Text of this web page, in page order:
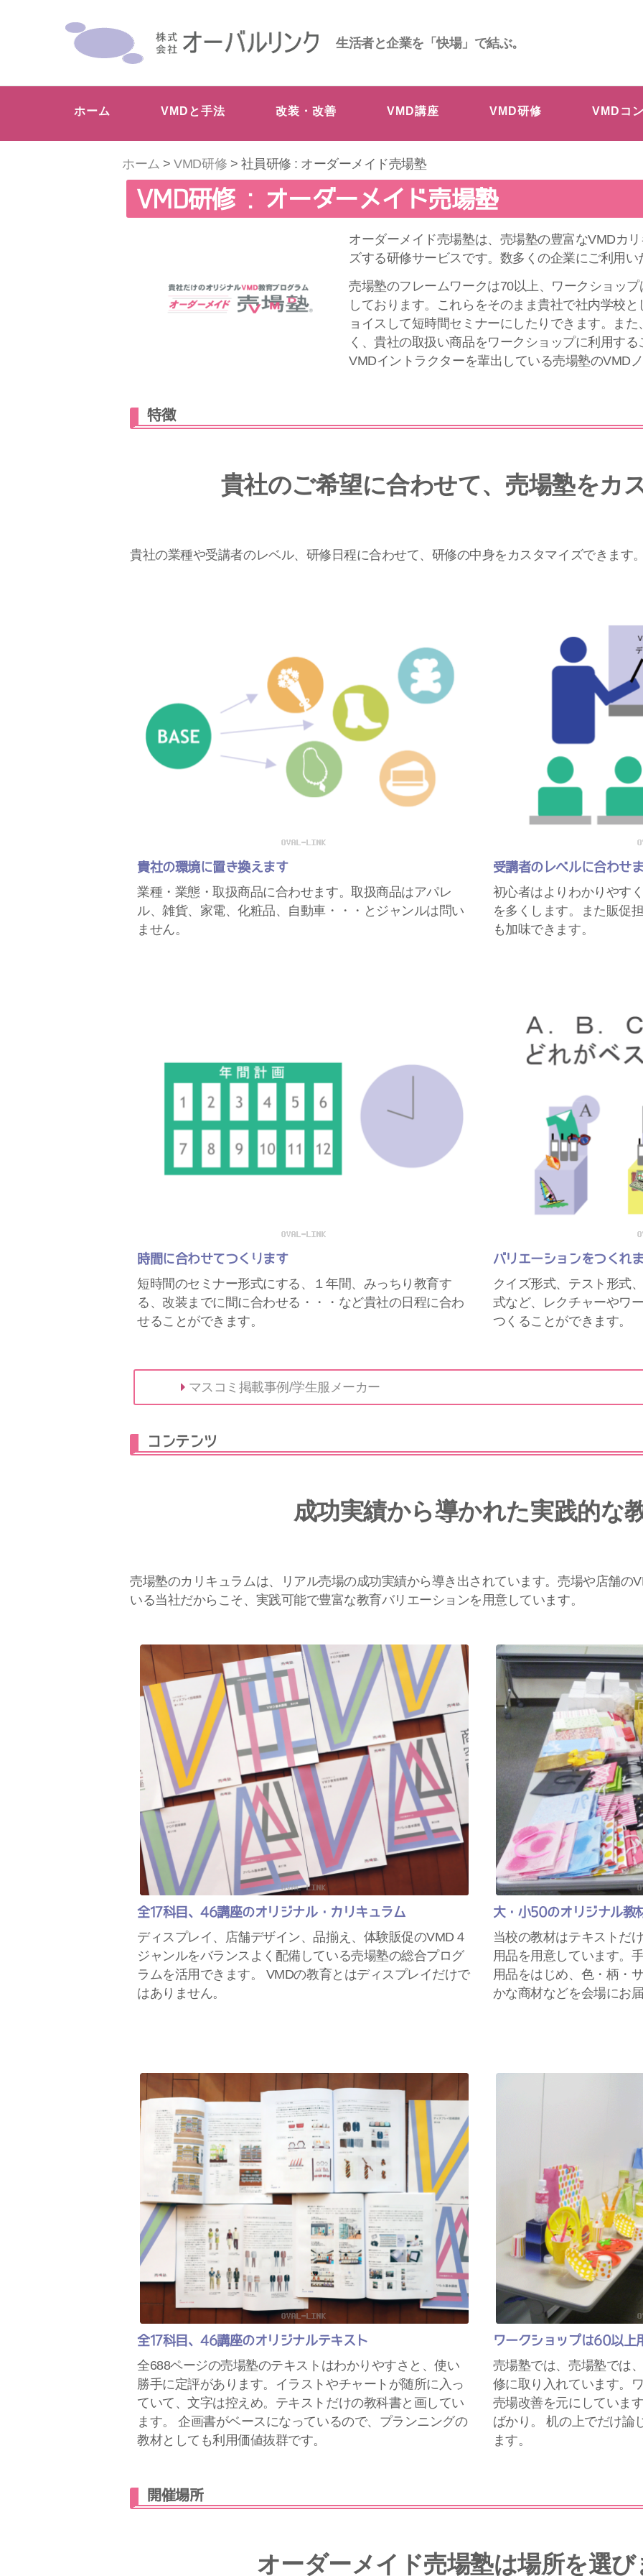
生活者と企業を「快場」で結ぶ。
ホーム VMDと手法 改装・改善 VMD講座 VMD研修 VMDコ
ホーム >VMD研修 > 社員研修 : オーダーメイド売場塾
VMD研修 : オーダーメイド売場塾
オーダーメイド売場塾は、売場塾の豊富なVMDカ
ズする研修サービスです。数多くの企業にご利用
売場塾のフレームワークは70以上、ワークショッ
しております。これらをそのまま貴社で社内学校
ョイスして短時間セミナーにしたりできます。ま
く、貴社の取扱い商品をワークショップに利用す
VMDイントラクターを輩出している売場塾のVMD
特徴
貴社のご希望に合わせて、売場塾をカ
貴社の業種や受講者のレベル、研修日程に合わせて、研修の中身をカスタマイズできます
貴社の環境に置き換えます
業種・業態・取扱商品に合わせます。取扱商品はアパレ
ル、雑貨、家電、化粧品、自動車・・・とジャンルは問い
ません。
受講者のレベルに合わせ
初心者はよりわかりやす
を多くします。また販促
も加味できます。
時間に合わせてつくります
短時間のセミナー形式にする、１年間、みっちり教育す
る、改装までに間に合わせる・・・など貴社の日程に合わ
せることができます。
バリエーションをつくれ
クイズ形式、テスト形式
式など、レクチャーやワ
つくることができます。
マスコミ掲載事例/学生服メーカー
コンテンツ
成功実績から導かれた実践的な
売場塾のカリキュラムは、リアル売場の成功実績から導き出されています。売場や店舗の
いる当社だからこそ、実践可能で豊富な教育バリエーションを用意しています。
全17科目、46講座のオリジナル・カリキュラム
ディスプレイ、店舗デザイン、品揃え、体験販促のVMD４
ジャンルをバランスよく配備している売場塾の総合プログ
ラムを活用できます。 VMDの教育とはディスプレイだけで
はありません。
大・小50のオリジナル教
当校の教材はテキストだ
用品を用意しています。
用品をはじめ、色・柄・
かな商材などを会場にお
全17科目、46講座のオリジナルテキスト
全688ページの売場塾のテキストはわかりやすさと、使い
勝手に定評があります。イラストやチャートが随所に入っ
ていて、文字は控えめ。テキストだけの教科書と画してい
ます。 企画書がベースになっているので、プランニングの
教材としても利用価値抜群です。
ワークショップは60以上
売場塾では、売場塾では
修に取り入れています。
売場改善を元にしていま
ばかり。 机の上でだけ論
ます。
開催場所
オーダーメイド売場塾は場所を選